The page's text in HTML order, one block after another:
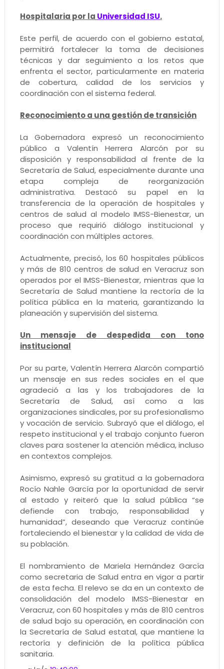
Hospitalaria por la Universidad ISU.
Este perfil, de acuerdo con el gobierno estatal,
permitirá fortalecer la toma de decisiones
técnicas y dar seguimiento a los retos que
enfrenta el sector, particularmente en materia
de cobertura, calidad de los servicios y
coordinación con el sistema federal.
Reconocimiento a una gestión de transición
La Gobernadora expresó un reconocimiento
público a Valentín Herrera Alarcón por su
disposición y responsabilidad al frente de la
Secretaría de Salud, especialmente durante una
etapa compleja de reorganización
administrativa. Destacó su papel en la
transferencia de la operación de hospitales y
centros de salud al modelo IMSS-Bienestar, un
proceso que requirió diálogo institucional y
coordinación con múltiples actores.
Actualmente, precisó, los 60 hospitales públicos
y más de 810 centros de salud en Veracruz son
operados por el IMSS-Bienestar, mientras que la
Secretaría de Salud mantiene la rectoría de la
política pública en la materia, garantizando la
planeación y supervisión del sistema.
Un mensaje de despedida con tono
institucional
Por su parte, Valentín Herrera Alarcón compartió
un mensaje en sus redes sociales en el que
agradeció a las y los trabajadores de la
Secretaría de Salud, así como a las
organizaciones sindicales, por su profesionalismo
y vocación de servicio. Subrayó que el diálogo, el
respeto institucional y el trabajo conjunto fueron
claves para sostener la atención médica, incluso
en contextos complejos.
Asimismo, expresó su gratitud a la gobernadora
Rocío Nahle García por la oportunidad de servir
al estado y reiteró que la salud pública “se
defiende con trabajo, responsabilidad y
humanidad”, deseando que Veracruz continúe
fortaleciendo el bienestar y la calidad de vida de
su población.
El nombramiento de Mariela Hernández García
como secretaria de Salud entra en vigor a partir
de esta fecha. El relevo se da en un contexto de
consolidación del modelo IMSS-Bienestar en
Veracruz, con 60 hospitales y más de 810 centros
de salud bajo su operación, en coordinación con
la Secretaría de Salud estatal, que mantiene la
rectoría y definición de la política pública
sanitaria.